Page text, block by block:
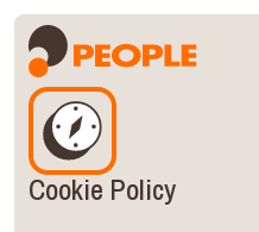
Cookie Policy